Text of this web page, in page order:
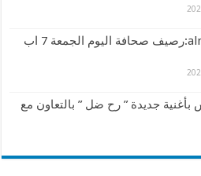
almontasher:رصيف صحافة اليوم الجمعة 7 اب
جديدة ” رح ضل ” بالتعاون مع